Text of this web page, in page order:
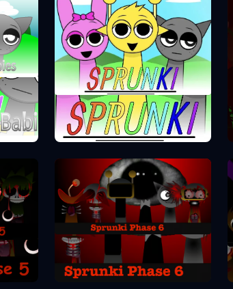
Sprunki Phase 1
Sprunki Phase 6